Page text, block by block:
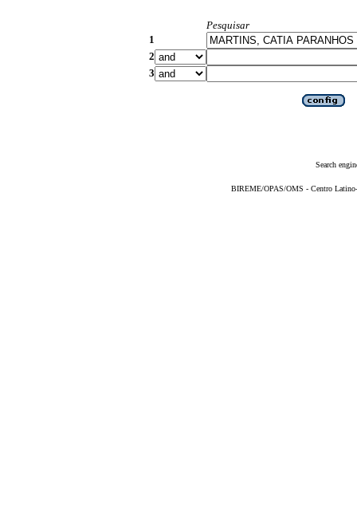
Pesquisar
1
2
3
Search
BIREME/OPAS/OMS - Centro Latino-